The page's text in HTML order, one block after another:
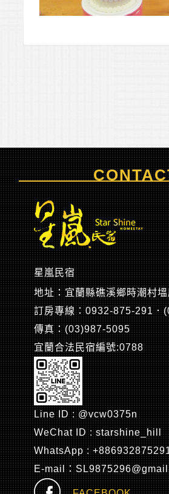
星嵐民宿
地址：宜蘭縣礁溪鄉時潮村
訂房專線：0932-875-291．
傳真：(03)987-5095
宜蘭合法民宿編號:0788
Line ID : @vcw0375n
WeChat ID : starshine_hill
WhatsApp :
E-mail：